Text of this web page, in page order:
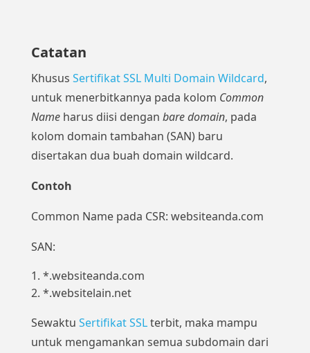
Catatan
Khusus Sertifikat SSL Multi Domain Wildcard,
untuk menerbitkannya pada kolom Common
Nameharus diisi dengan bare domain, pada
kolom domain tambahan (SAN) baru
disertakan dua buah domain wildcard.
Contoh
Common Name pada CSR: websiteanda.com
SAN:
*.websiteanda.com
*.websitelain.net
Sewaktu Sertifikat SSLterbit, maka mampu
untuk mengamankan semua subdomain dari